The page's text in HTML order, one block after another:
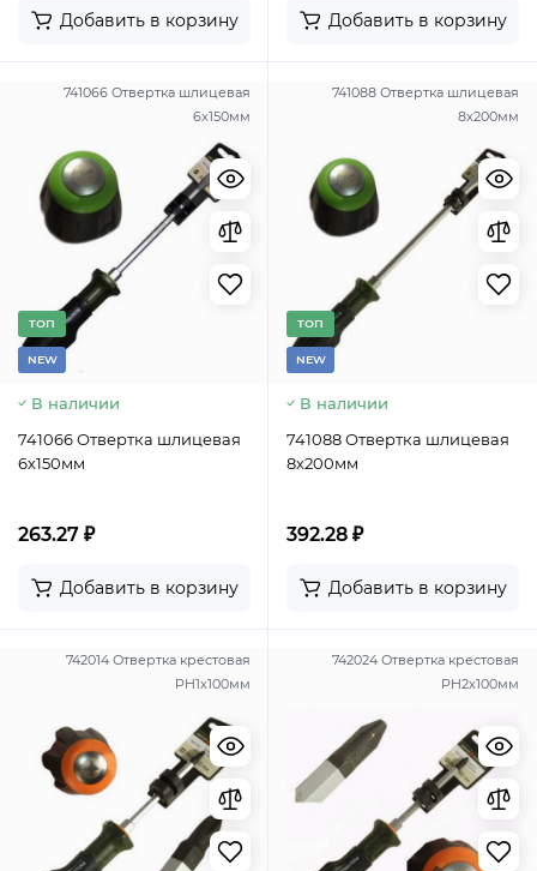
Добавить в корзину Добавить в корзину
741066 Отвертка шлицевая
6х150мм
TОП
NEW
В наличии
741066 Отвертка шлицевая
6х150мм
263.27 ₽
Добавить в корзину
741088 Отвертка шлицевая
8х200мм
TОП
NEW
В наличии
741088 Отвертка шлицевая
8х200мм
392.28 ₽
Добавить в корзину
742014 Отвертка крестовая
PH1х100мм
742024 Отвертка крестовая
PH2х100мм